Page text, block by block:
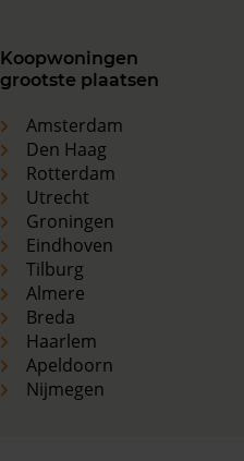
Koopwoningen
grootste plaatsen
Amsterdam
Den Haag
Rotterdam
Utrecht
Groningen
Eindhoven
Tilburg
Almere
Breda
Haarlem
Apeldoorn
Nijmegen